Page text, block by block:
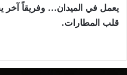
يعمل في الميدان… وفريقاً آخر
قلب المطارات.